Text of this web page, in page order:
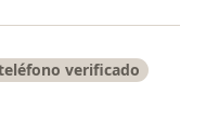
verificado